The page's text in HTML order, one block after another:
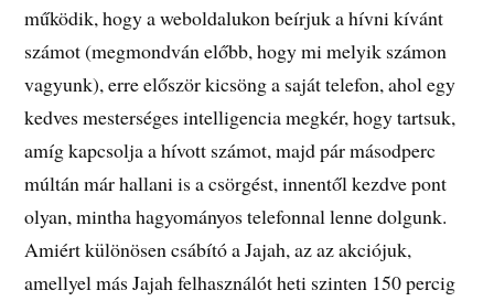
működik, hogy a weboldalukon beírjuk a hívni kívánt
számot (megmondván előbb, hogy mi melyik számon
vagyunk), erre először kicsöng a saját telefon, ahol egy
kedves mesterséges intelligencia megkér, hogy tartsuk,
amíg kapcsolja a hívott számot, majd pár másodperc
múltán már hallani is a csörgést, innentől kezdve pont
olyan, mintha hagyományos telefonnal lenne dolgunk.
Amiért különösen csábító a Jajah, az az akciójuk,
amellyel más Jajah felhasználót heti szinten 150 percig